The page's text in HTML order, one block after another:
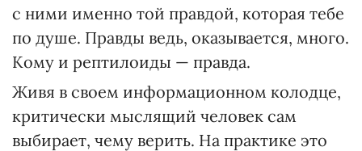
с ними именно той правдой, которая тебе
по душе. Правды ведь, оказывается, много.
Кому и рептилоиды — правда.
Живя в своем информационном колодце,
критически мыслящий человек сам
выбирает, чему верить. На практике это